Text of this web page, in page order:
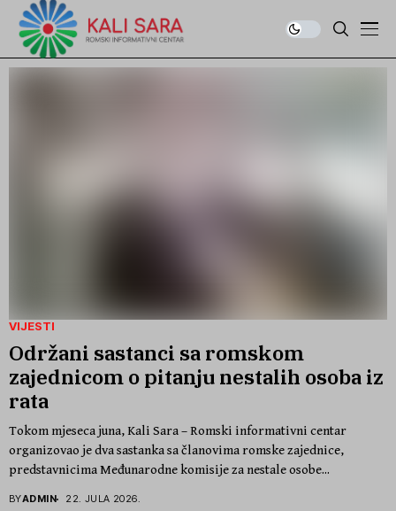
VIJESTI
Održani sastanci sa romskom
zajednicom o pitanju nestalih osoba iz
rata
Tokom mjeseca juna, Kali Sara – Romski informativni centar
organizovao je dva sastanka sa članovima romske zajednice,
predstavnicima Međunarodne komisije za nestale osobe...
BYADMIN 22. JULA 2026.